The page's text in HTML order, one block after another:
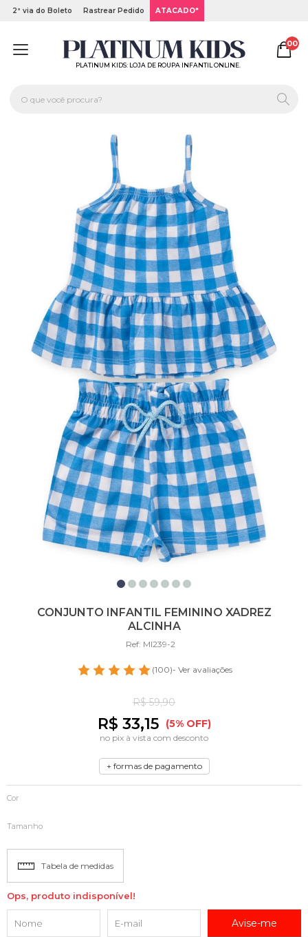
2ª via do Boleto Rastrear Pedido ATACADO*
PLATINUM KIDS: LOJA DE ROUPA INFANTIL ONLINE.
00
CONJUNTO INFANTIL FEMININO XADREZ
ALCINHA
Ref: MI239-2
(100)- Ver avaliações
R$ 59,90
R$ 33,15 (5% OFF)
no pix à vista com desconto
+ formas de pagamento
Cor
Tamanho
Tabela de medidas
Ops, produto indisponível!
Avise-me